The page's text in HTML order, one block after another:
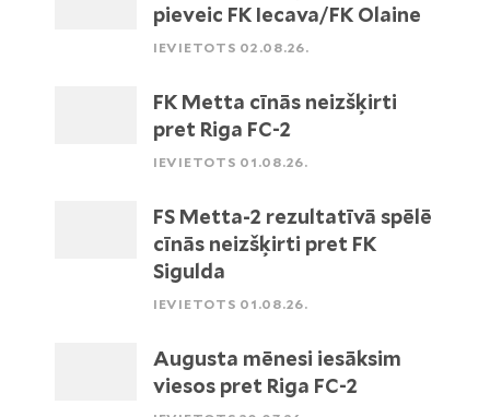
pieveic FK Iecava/FK Olaine
IEVIETOTS 02.08.26.
FK Metta cīnās neizšķirti
pret Riga FC-2
IEVIETOTS 01.08.26.
FS Metta-2 rezultatīvā spēlē
cīnās neizšķirti pret FK
Sigulda
IEVIETOTS 01.08.26.
Augusta mēnesi iesāksim
viesos pret Riga FC-2